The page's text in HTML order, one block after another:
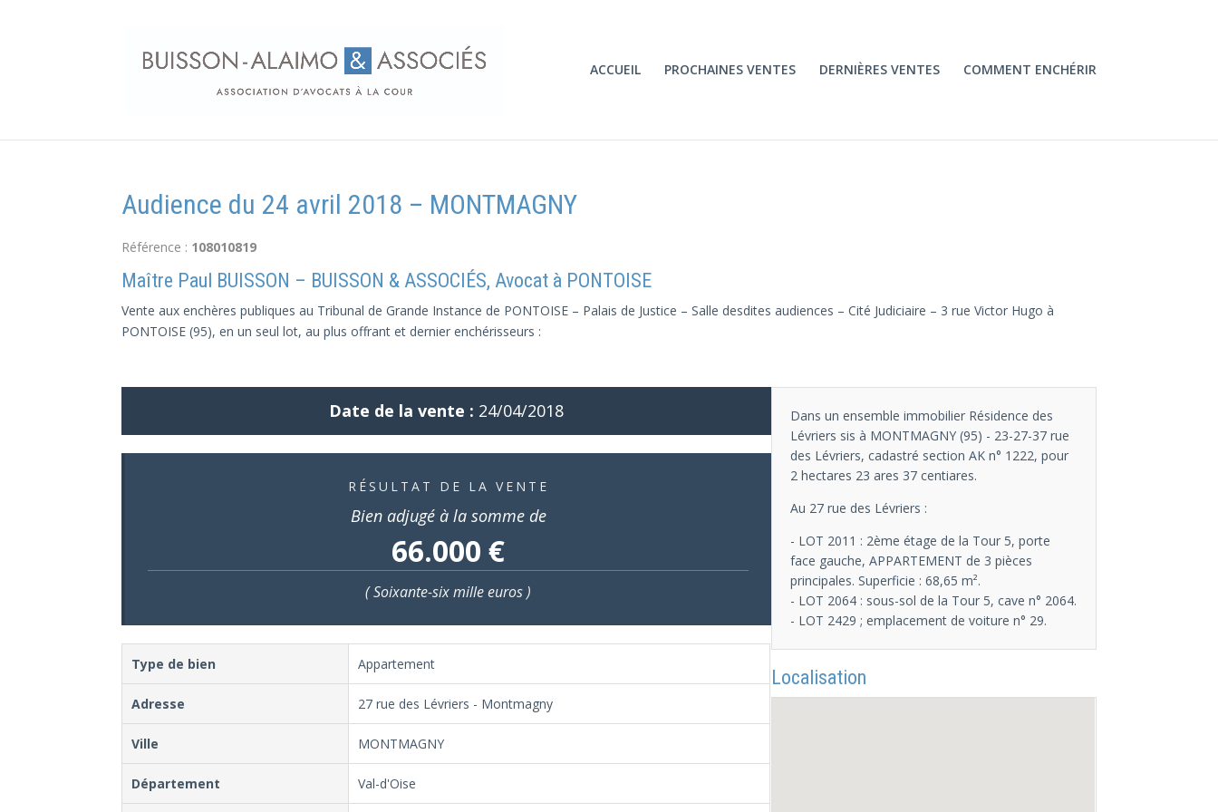
ACCUEIL PROCHAINES VENTES DERNIÈRES VENTES COMMENT ENCHÉRIR
Audience du 24 avril 2018 – MONTMAGNY
Référence : 108010819
Maître Paul BUISSON – BUISSON & ASSOCIÉS, Avocat à PONTOISE
Vente aux enchères publiques au Tribunal de Grande Instance de PONTOISE – Palais de Justice – Salle desdites audiences – Cité Judiciaire – 3 rue Victor Hugo à
PONTOISE (95), en un seul lot, au plus offrant et dernier enchérisseurs :
Date de la vente : 24/04/2018
RÉSULTAT DE LA VENTE
Bien adjugé à la somme de
66.000 €
( Soixante-six mille euros )
Type de bien Appartement
Adresse 27 rue des Lévriers - Montmagny
Ville MONTMAGNY
Département Val-d'Oise
Dans un ensemble immobilier Résidence des
Lévriers sis à MONTMAGNY (95) - 23-27-37 rue
des Lévriers, cadastré section AK n° 1222, pour
2 hectares 23 ares 37 centiares.
Au 27 rue des Lévriers :
- LOT 2011 : 2ème étage de la Tour 5, porte
face gauche, APPARTEMENT de 3 pièces
principales. Superficie : 68,65 m².
- LOT 2064 : sous-sol de la Tour 5, cave n° 2064.
- LOT 2429 ; emplacement de voiture n° 29.
Localisation